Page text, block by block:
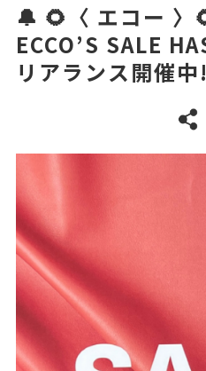
🔔 🌻〈 エコー 〉
ECCO’S SALE
リアランス開催中